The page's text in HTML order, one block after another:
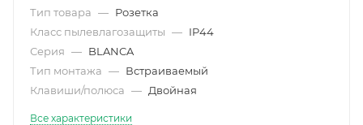
Тип товара — Розетка
Класс пылевлагозащиты — IP44
Серия — BLANCA
Тип монтажа — Встраиваемый
Клавиши/полюса — Двойная
Все характеристики